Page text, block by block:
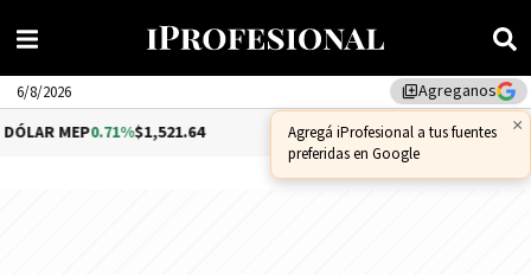
library_addAgreganos
×
Agregá iProfesional a tus fuentes
preferidas en Google
6/8/2026
MEP0.71%$1,521.64 DÓLAR CCL1.07%$1,576.34